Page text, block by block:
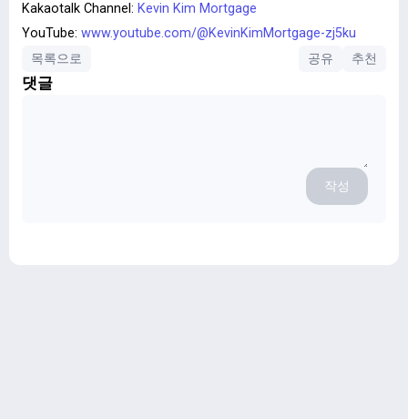
Kakaotalk Channel: Kevin Kim Mortgage
YouTube: www.youtube.com/@KevinKimMortgage-zj5ku
목록으로
공유 추천
댓글
작성